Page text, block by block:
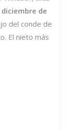
diciembre de
del conde de
El nieto más